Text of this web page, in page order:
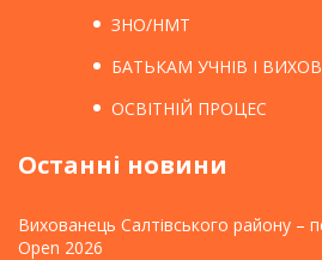
ЗНО/НМТ
БАТЬКАМ УЧНІВ І
ОСВІТНІЙ ПРОЦЕС
Останні новини
Вихованець Салтівського району –
Open 2026